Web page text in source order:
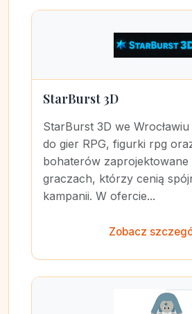
StarBurst 3D
StarBurst 3D we
do gier RPG, figurki rpg
bohaterów zaprojektowane
graczach, którzy cenią
kampanii. W ofercie...
Zobacz